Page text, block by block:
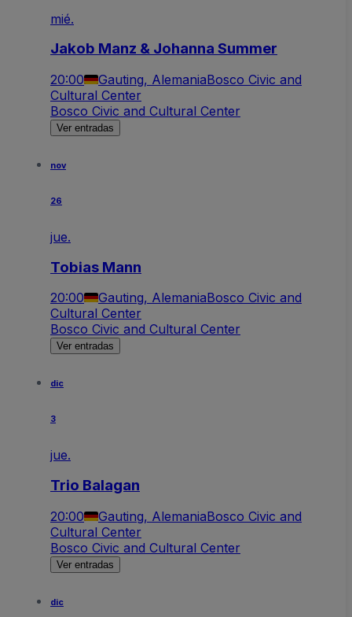
mié.
Jakob Manz & Johanna Summer
20:00 Gauting, AlemaniaBosco Civic and
Cultural Center
Bosco Civic and Cultural Center
Ver entradas
nov
26
jue.
Tobias Mann
20:00 Gauting, AlemaniaBosco Civic and
Cultural Center
Bosco Civic and Cultural Center
Ver entradas
dic
3
jue.
Trio Balagan
20:00 Gauting, AlemaniaBosco Civic and
Cultural Center
Bosco Civic and Cultural Center
Ver entradas
dic